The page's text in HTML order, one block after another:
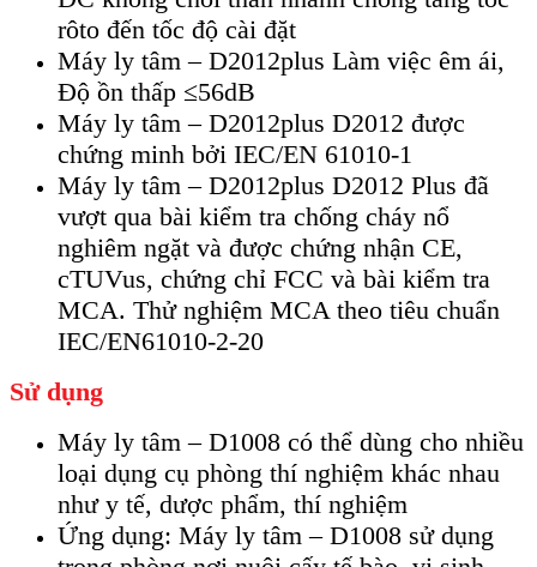
rôto đến tốc độ cài đặt
Máy ly tâm – D2012plus Làm việc êm ái,
Độ ồn thấp ≤56dB
Máy ly tâm – D2012plus D2012 được
chứng minh bởi IEC/EN 61010-1
Máy ly tâm – D2012plus D2012 Plus đã
vượt qua bài kiểm tra chống cháy nổ
nghiêm ngặt và được chứng nhận CE,
cTUVus, chứng chỉ FCC và bài kiểm tra
MCA. Thử nghiệm MCA theo tiêu chuẩn
IEC/EN61010-2-20
Sử dụng
Máy ly tâm – D1008 có thể dùng cho nhiều
loại dụng cụ phòng thí nghiệm khác nhau
như y tế, dược phẩm, thí nghiệm
Ứng dụng: Máy ly tâm – D1008 sử dụng